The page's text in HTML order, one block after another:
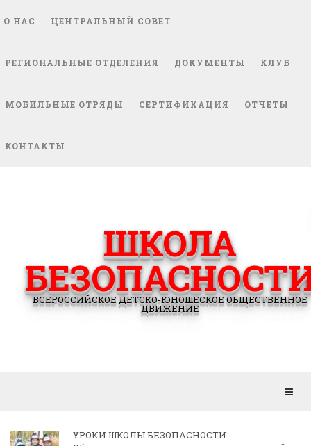
О НАС ЦЕНТРАЛЬНЫЙ СОВЕТ
РЕГИОНАЛЬНЫЕ ОТДЕЛЕНИЯ ДОКУМЕНТЫ КЛУБ
МОБИЛЬНЫЕ ОТРЯДЫ СЕРТИФИКАЦИЯ ОТЧЕТЫ
КОНТАКТЫ
ШКОЛА
ВСЕРОССИЙСКОЕ ДЕТСКО-ЮНОШЕСКОЕ ОБЩЕСТВЕННОЕ
ДВИЖЕНИЕ
КОРРЕСПОНДЕНЦИЯ РЕГИОНАЛЬНЫМ